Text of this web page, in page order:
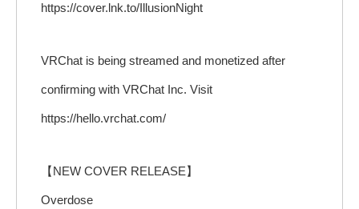
https://cover.lnk.to/IllusionNight
VRChat is being streamed and monetized after
confirming with VRChat Inc. Visit
https://hello.vrchat.com/
【NEW COVER RELEASE】
Overdose